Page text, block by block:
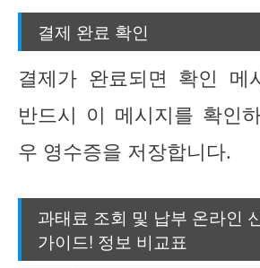
결제 완료 확인
결제가 완료되면 확인 메
반드시 이 메시지를 확인
우 영수증을 저장합니다.
과태료 조회 및 납부 온라인
가이드! 정보 비교표